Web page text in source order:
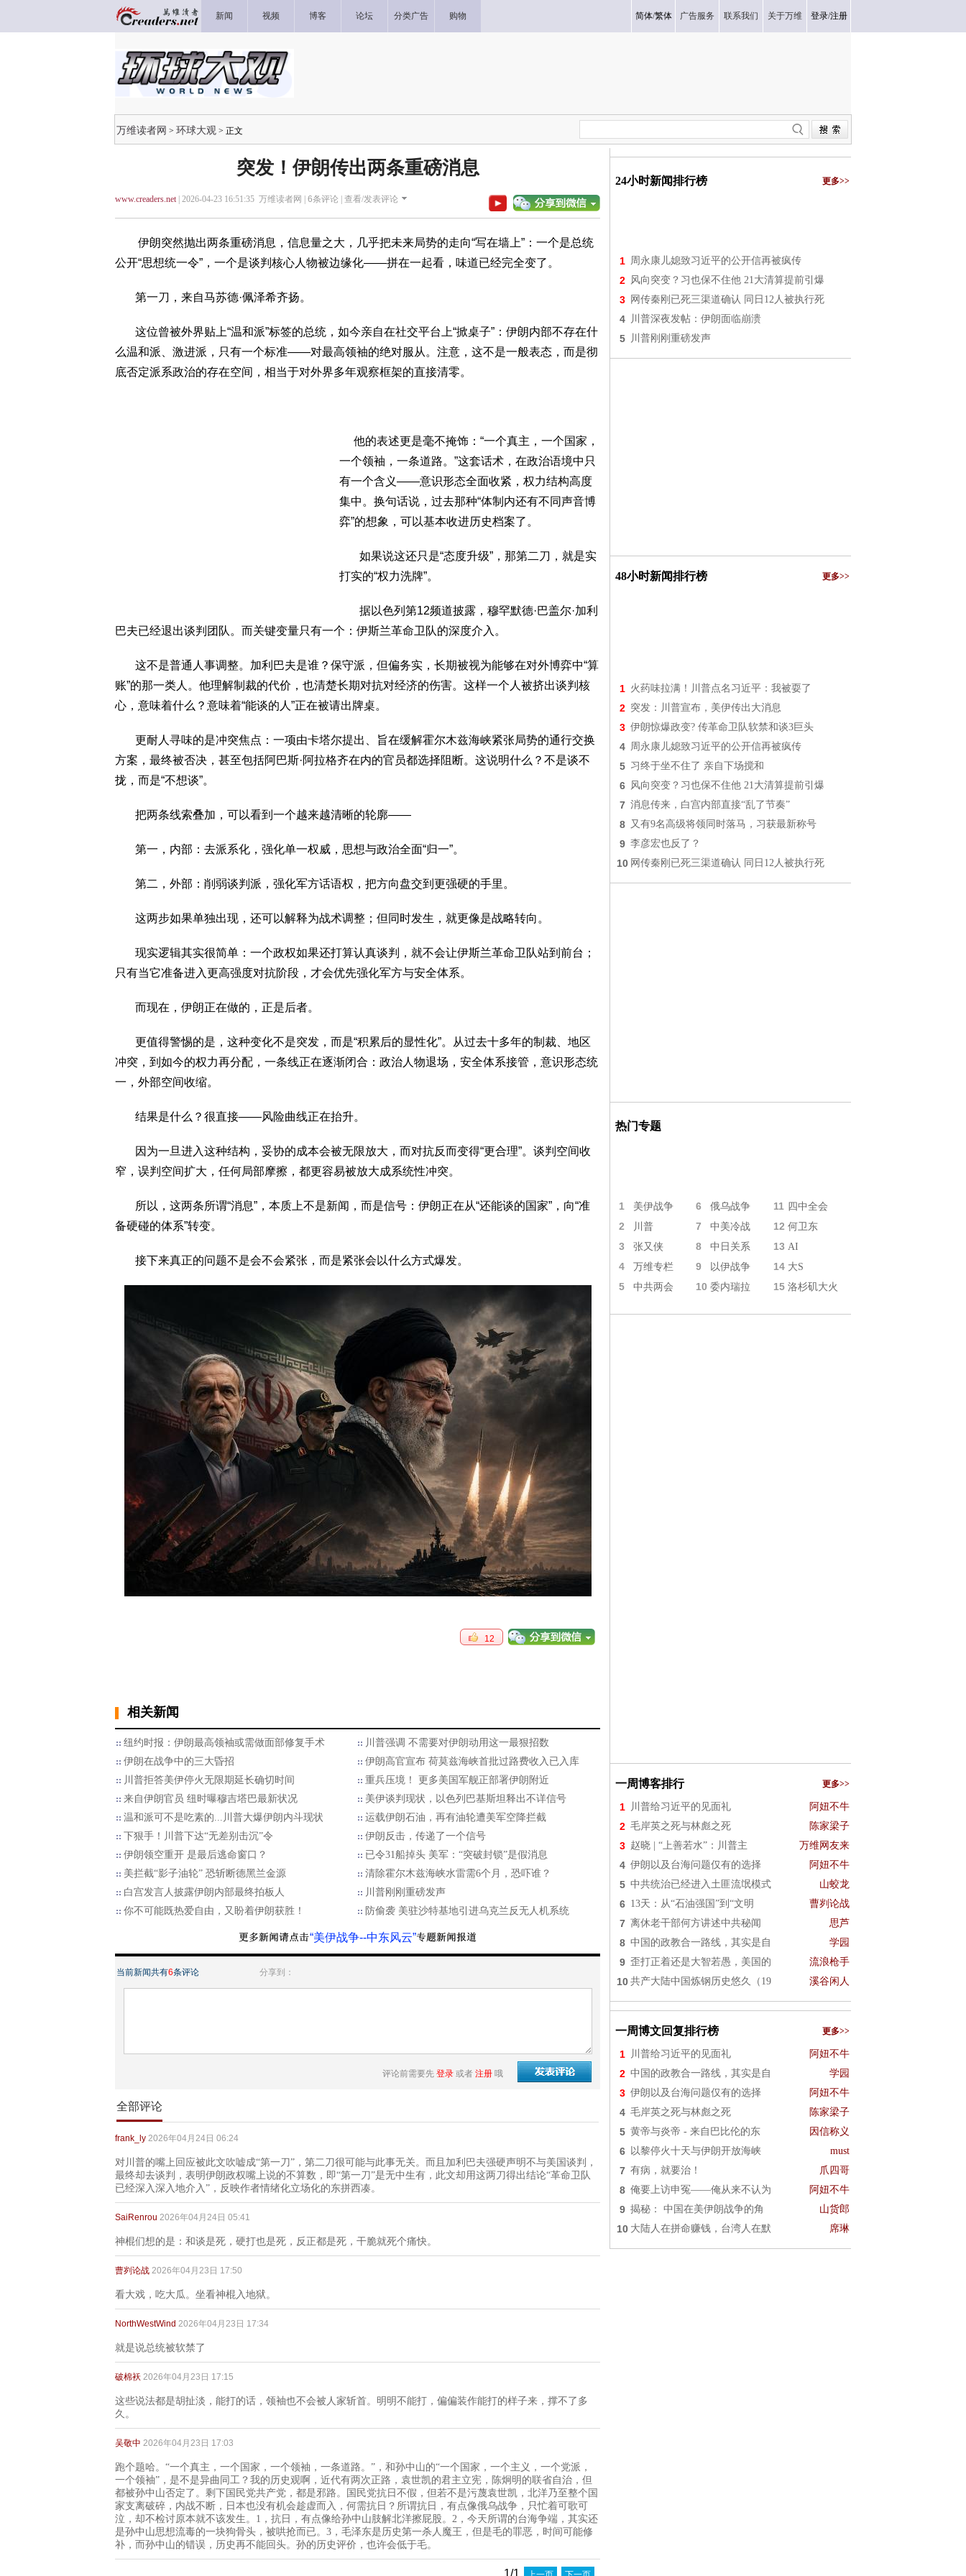
新闻 视频 博客 论坛 分类广告 购物 简体/繁体 广告服务 联系我们 关于万维 登录/注册
万维读者网 > 环球大观 > 正文
突发！伊朗传出两条重磅消息
www.creaders.net| 2026-04-23 16:51:35 万维读者网 | 6条评论 | 查看/发表评论
伊朗突然抛出两条重磅消息，信息量之大，几乎把未来局势的走向“写在墙上”：一个是总统
公开“思想统一令”，一个是谈判核心人物被边缘化——拼在一起看，味道已经完全变了。
第一刀，来自马苏德·佩泽希齐扬。
这位曾被外界贴上“温和派”标签的总统，如今亲自在社交平台上“掀桌子”：伊朗内部不存在什
么温和派、激进派，只有一个标准——对最高领袖的绝对服从。注意，这不是一般表态，而是彻
底否定派系政治的存在空间，相当于对外界多年观察框架的直接清零。
他的表述更是毫不掩饰：“一个真主，一个国家，
一个领袖，一条道路。”这套话术，在政治语境中只
有一个含义——意识形态全面收紧，权力结构高度
集中。换句话说，过去那种“体制内还有不同声音博
弈”的想象，可以基本收进历史档案了。
如果说这还只是“态度升级”，那第二刀，就是实
打实的“权力洗牌”。
据以色列第12频道披露，穆罕默德·巴盖尔·加利
巴夫已经退出谈判团队。而关键变量只有一个：伊斯兰革命卫队的深度介入。
这不是普通人事调整。加利巴夫是谁？保守派，但偏务实，长期被视为能够在对外博弈中“算
账”的那一类人。他理解制裁的代价，也清楚长期对抗对经济的伤害。这样一个人被挤出谈判核
心，意味着什么？意味着“能谈的人”正在被请出牌桌。
更耐人寻味的是冲突焦点：一项由卡塔尔提出、旨在缓解霍尔木兹海峡紧张局势的通行交换
方案，最终被否决，甚至包括阿巴斯·阿拉格齐在内的官员都选择阻断。这说明什么？不是谈不
拢，而是“不想谈”。
把两条线索叠加，可以看到一个越来越清晰的轮廓——
第一，内部：去派系化，强化单一权威，思想与政治全面“归一”。
第二，外部：削弱谈判派，强化军方话语权，把方向盘交到更强硬的手里。
这两步如果单独出现，还可以解释为战术调整；但同时发生，就更像是战略转向。
现实逻辑其实很简单：一个政权如果还打算认真谈判，就不会让伊斯兰革命卫队站到前台；
只有当它准备进入更高强度对抗阶段，才会优先强化军方与安全体系。
而现在，伊朗正在做的，正是后者。
更值得警惕的是，这种变化不是突发，而是“积累后的显性化”。从过去十多年的制裁、地区
冲突，到如今的权力再分配，一条线正在逐渐闭合：政治人物退场，安全体系接管，意识形态统
一，外部空间收缩。
结果是什么？很直接——风险曲线正在抬升。
因为一旦进入这种结构，妥协的成本会被无限放大，而对抗反而变得“更合理”。谈判空间收
窄，误判空间扩大，任何局部摩擦，都更容易被放大成系统性冲突。
所以，这两条所谓“消息”，本质上不是新闻，而是信号：伊朗正在从“还能谈的国家”，向“准
备硬碰的体系”转变。
接下来真正的问题不是会不会紧张，而是紧张会以什么方式爆发。
12
相关新闻
纽约时报：伊朗最高领袖或需做面部修复手术
川普强调 不需要对伊朗动用这一最狠招数
伊朗在战争中的三大昏招
伊朗高官宣布 荷莫兹海峡首批过路费收入已入库
川普拒答美伊停火无限期延长确切时间
重兵压境！ 更多美国军舰正部署伊朗附近
来自伊朗官员 纽时曝穆吉塔巴最新状况
美伊谈判现状，以色列巴基斯坦释出不详信号
温和派可不是吃素的...川普大爆伊朗内斗现状
运载伊朗石油，再有油轮遭美军空降拦截
下狠手！川普下达“无差别击沉”令
伊朗反击，传递了一个信号
伊朗领空重开 是最后逃命窗口？
已令31船掉头 美军：“突破封锁”是假消息
美拦截“影子油轮” 恐斩断德黑兰金源
清除霍尔木兹海峡水雷需6个月，恐吓谁？
白宫发言人披露伊朗内部最终拍板人
川普刚刚重磅发声
你不可能既热爱自由，又盼着伊朗获胜！
防偷袭 美驻沙特基地引进乌克兰反无人机系统
“美伊战争--中东风云”
当前新闻共有6条评论 分享到：
评论前需要先 登录 或者 注册 哦
全部评论
frank_ly 2026年04月24日 06:24
对川普的嘴上回应被此文吹嘘成“第一刀”，第二刀很可能与此事无关。而且加利巴夫强硬声明不与美国谈判，
最终却去谈判，表明伊朗政权嘴上说的不算数，即“第一刀”是无中生有，此文却用这两刀得出结论“革命卫队
已经深入深入地介入”，反映作者情绪化立场化的东拼西凑。
SaiRenrou 2026年04月24日 05:41
神棍们想的是：和谈是死，硬打也是死，反正都是死，干脆就死个痛快。
曹刿论战 2026年04月23日 17:50
看大戏，吃大瓜。坐看神棍入地狱。
NorthWestWind 2026年04月23日 17:34
就是说总统被软禁了
破棉袄 2026年04月23日 17:15
这些说法都是胡扯淡，能打的话，领袖也不会被人家斩首。明明不能打，偏偏装作能打的样子来，撑不了多
久。
吴敬中 2026年04月23日 17:03
跑个题哈。“一个真主，一个国家，一个领袖，一条道路。”，和孙中山的“一个国家，一个主义，一个党派，
一个领袖”，是不是异曲同工？我的历史观啊，近代有两次正路，袁世凯的君主立宪，陈炯明的联省自治，但
都被孙中山否定了。剩下国民党共产党，都是邪路。国民党抗日不假，但若不是污蔑袁世凯，北洋乃至整个国
家支离破碎，内战不断，日本也没有机会趁虚而入，何需抗日？所谓抗日，有点像俄乌战争，只忙着可歌可
泣，却不检讨原本就不该发生。1，抗日，有点像给孙中山肢解北洋擦屁股。2，今天所谓的台海争端，其实还
是孙中山思想流毒的一块狗骨头，被哄抢而已。3，毛泽东是历史第一杀人魔王，但是毛的罪恶，时间可能修
补，而孙中山的错误，历史再不能回头。孙的历史评价，也许会低于毛。
1/1
24小时新闻排行榜 更多>>
1 周永康儿媳致习近平的公开信再被疯传
2 风向突变？习也保不住他 21大清算提前引爆
3 网传秦刚已死三渠道确认 同日12人被执行死
4 川普深夜发帖：伊朗面临崩溃
5 川普刚刚重磅发声
48小时新闻排行榜 更多>>
1 火药味拉满！川普点名习近平：我被耍了
2 突发：川普宣布，美伊传出大消息
3 伊朗惊爆政变? 传革命卫队软禁和谈3巨头
4 周永康儿媳致习近平的公开信再被疯传
5 习终于坐不住了 亲自下场搅和
6 风向突变？习也保不住他 21大清算提前引爆
7 消息传来，白宫内部直接“乱了节奏”
8 又有9名高级将领同时落马，习获最新称号
9 李彦宏也反了？
10 网传秦刚已死三渠道确认 同日12人被执行死
热门专题
1 美伊战争 6 俄乌战争 11 四中全会
2 川普 7 中美冷战 12 何卫东
3 张又侠 8 中日关系 13 AI
4 万维专栏 9 以伊战争 14 大S
5 中共两会 10 委内瑞拉 15 洛杉矶大火
一周博客排行 更多>>
1 川普给习近平的见面礼 阿妞不牛
2 毛岸英之死与林彪之死 陈家梁子
3 赵晓 | “上善若水”：川普主 万维网友来
4 伊朗以及台海问题仅有的选择 阿妞不牛
5 中共统治已经进入土匪流氓模式 山蛟龙
6 13天：从“石油强国”到“文明 曹刿论战
7 离休老干部何方讲述中共秘闻 思芦
8 中国的政教合一路线，其实是自 学园
9 歪打正着还是大智若愚，美国的 流浪枪手
10 共产大陆中国炼钢历史悠久（19 溪谷闲人
一周博文回复排行榜 更多>>
1 川普给习近平的见面礼 阿妞不牛
2 中国的政教合一路线，其实是自 学园
3 伊朗以及台海问题仅有的选择 阿妞不牛
4 毛岸英之死与林彪之死 陈家梁子
5 黄帝与炎帝 - 来自巴比伦的东 因信称义
6 以黎停火十天与伊朗开放海峡 must
7 有病，就要治！ 爪四哥
8 俺要上访申冤——俺从来不认为 阿妞不牛
9 揭秘： 中国在美伊朗战争的角 山货郎
10 大陆人在拼命赚钱，台湾人在默 席琳